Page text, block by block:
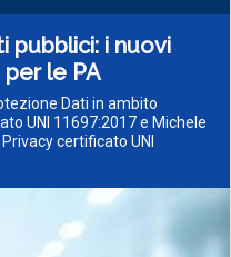
pubblici: i nuovi
le PA
Dati in ambito
UNI 11697:2017 e Michele
certificato UNI